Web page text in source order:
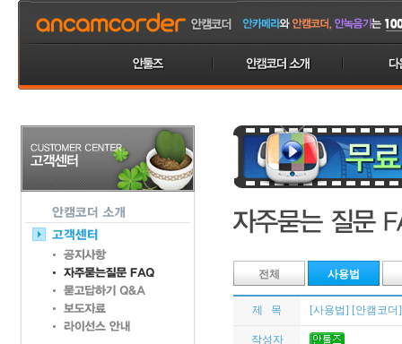
전체 사용법
제 목 [사용법] [안캠코더
작성자